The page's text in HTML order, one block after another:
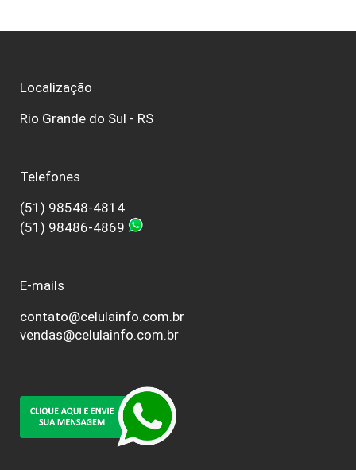
Localização
Rio Grande do Sul - RS
Telefones
(51) 98548-4814
(51) 98486-4869
E-mails
contato@celulainfo.com.br
vendas@celulainfo.com.br